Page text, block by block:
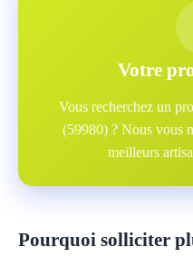
Votre
Vous recherchez un
(59980) ? Nous vous
meilleurs
Pourquoi solliciter